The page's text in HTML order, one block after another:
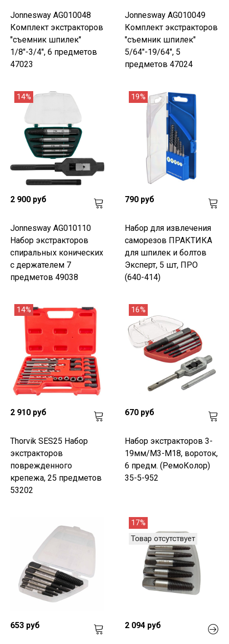
Jonnesway AG010048
Комплект экстракторов
"съемник шпилек"
1/8"-3/4", 6 предметов
47023
Jonnesway AG010049
Комплект экстракторов
"съемник шпилек"
5/64"-19/64", 5
предметов 47024
14%
2 900 руб
Jonnesway AG010110
Набор экстракторов
спиральных конических
с держателем 7
предметов 49038
19%
790 руб
Набор для извлечения
саморезов ПРАКТИКА
для шпилек и болтов
Эксперт, 5 шт, ПРО
(640-414)
14%
2 910 руб
Thorvik SES25 Набор
экстракторов
поврежденного
крепежа, 25 предметов
53202
16%
670 руб
Набор экстракторов 3-
19мм/М3-М18, вороток,
6 предм. (РемоКолор)
35-5-952
653 руб
17%
Товар отсутствует
2 094 руб